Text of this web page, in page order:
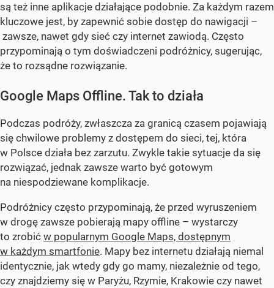
są też inne aplikacje działające podobnie. Za każdym razem
kluczowe jest, by zapewnić sobie dostęp do nawigacji –
zawsze, nawet gdy sieć czy internet zawiodą. Często
przypominają o tym doświadczeni podróżnicy, sugerując,
że to rozsądne rozwiązanie.
Google Maps Offline. Tak to działa
Podczas podróży, zwłaszcza za granicą czasem pojawiają
się chwilowe problemy z dostępem do sieci, tej, która
w Polsce działa bez zarzutu. Zwykle takie sytuacje da się
rozwiązać, jednak zawsze warto być gotowym
na niespodziewane komplikacje.
Podróżnicy często przypominają, że przed wyruszeniem
w drogę zawsze pobierają mapy offline – wystarczy
to zrobić w popularnym Google Maps, dostępnym
w każdym smartfonie. Mapy bez internetu działają niemal
identycznie, jak wtedy gdy go mamy, niezależnie od tego,
czy znajdziemy się w Paryżu, Rzymie, Krakowie czy nawet